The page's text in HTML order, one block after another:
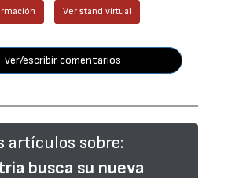
Ver stand virtual
ver/escribir comentarios
artículos sobre:
busca su nueva